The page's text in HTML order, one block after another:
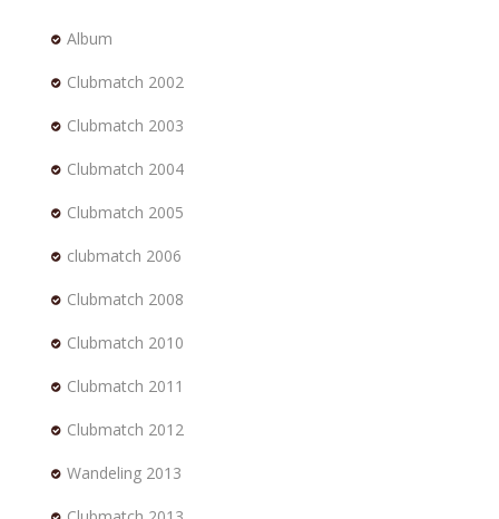
Album
Clubmatch 2002
Clubmatch 2003
Clubmatch 2004
Clubmatch 2005
clubmatch 2006
Clubmatch 2008
Clubmatch 2010
Clubmatch 2011
Clubmatch 2012
Wandeling 2013